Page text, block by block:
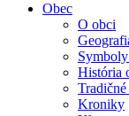
Obec
O obci
História
Tradičné
Kroniky